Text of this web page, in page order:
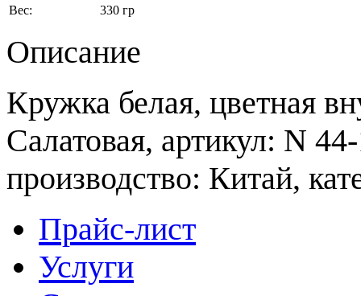
Вес:
330 гр
Описание
Кружка белая, цветная
Салатовая, артикул: N
производство: Китай,
Прайс-лист
Услуги